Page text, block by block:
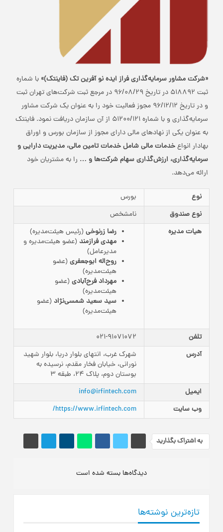
«شرکت مشاور سرمایه‌گذاری فراز ایده نو آفرین تک (فاینتک)» با شماره
ثبت ۵۱۸۸۹۲ در تاریخ ۹۶/۰۸/۲۹ در مرجع ثبت شرکت‌های تهران ثبت
و در تاریخ ۹۶/۱۲/۱۲ مجوز فعالیت خود را به عنوان یک شرکت مشاور
سرمایه‌گذاری و با شماره ۵۱۲۰۰/۱۲۱ از آن سازمان دریافت نمود. فاینتک
به عنوان یکی از نهادهای مالی دارای مجوز از سازمان بورس و اوراق
بهادار انواعخدمات مالی شامل خدمات تامین مالی، مدیریت دارایی و
سرمایه‌گذاری، ارزش‌گذاری سهام شرکت‌ها و … را به مشتریان خود
ارائه می‌دهد.
نوع
بورس
نوع صندوق
نامشخص
هیات مدیره
رضا زرنوخی (رئیس هیئت‌مدیره)
مهدی فرازمند (عضو هیئت‌مدیره و
مدیرعامل)
روح‌اله ابوجعفری (عضو
هیئت‌مدیره)
مهرداد فرح‌آبادی (عضو
هیئت‌مدیره)
سید سعید شمسی‌نژاد (عضو
هیئت‌مدیره)
تلفن
021-91071072
آدرس
شهرک غرب، انتهای بلوار دریا، بلوار شهید
نورانی، خیابان فخار مقدم، نرسیده به
بوستان دوم، پلاک 24، طبقه 3
ایمیل
info@irfintech.com
وب سایت
https://www.irfintech.com/
به اشتراک بگذارید
دیدگاه‌ها بسته شده است
تازه‌ترین نوشته‌ها